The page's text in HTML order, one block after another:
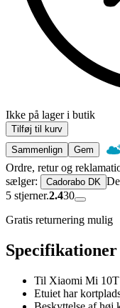
Ikke på lager i butik
Tilføj til kurv
Sammenlign
Gem
Ordre, retur og
sælger:
Cadorabo DK
5 stjerner.2.430
Gratis returnering mulig
Specifikationer
Til Xiaomi Mi
Etuiet har